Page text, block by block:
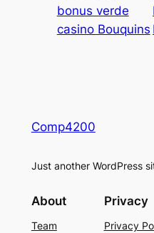
bonus verde
casino Bouquins
Comp4200
Just another WordPress
About
Team
Privacy
Privacy